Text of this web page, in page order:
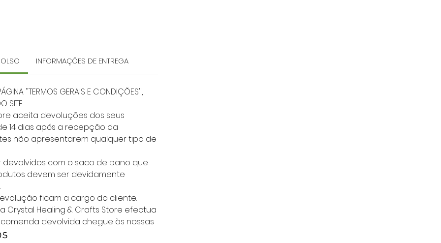
INFORMAÇÕES DE ENTREGA
''TERMOS GERAIS E CONDIÇÕES'',
SITE.
aceita devoluções dos seus
14 dias após a recepção da
não apresentarem qualquer tipo de
devolvidos com o saco de pano que
devem ser devidamente
ficam a cargo do cliente.
Crystal Healing & Crafts Store efectua
devolvida chegue às nossas